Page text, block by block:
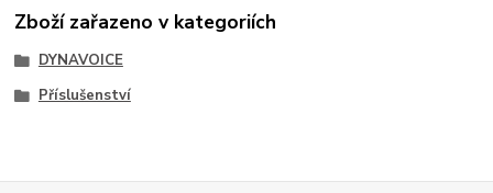
Zboží zařazeno v kategoriích
DYNAVOICE
Příslušenství